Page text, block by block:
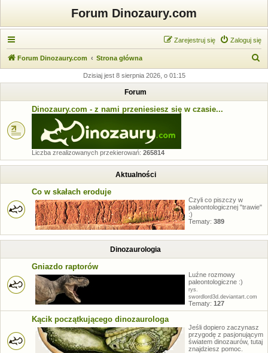
Forum Dinozaury.com
Zaloguj się
Zarejestruj się
Forum Dinozaury.com Strona główna
k
Dzisiaj jest 8 sierpnia 2026, o 01:15
Forum
Dinozaury.com - z nami przeniesiesz się w czasie...
Liczba zrealizowanych przekierowań: 265814
Aktualności
Co w skałach eroduje
Czyli co piszczy w
paleontologicznej "trawie"
:)
Tematy: 389
Dinozaurologia
Gniazdo raptorów
Luźne rozmowy
paleontologiczne :)
rys.
swordlord3d.deviantart.com
Tematy: 127
Kącik początkującego dinozaurologa
Jeśli dopiero zaczynasz
przygodę z pasjonującym
światem dinozaurów, tutaj
znajdziesz pomoc.